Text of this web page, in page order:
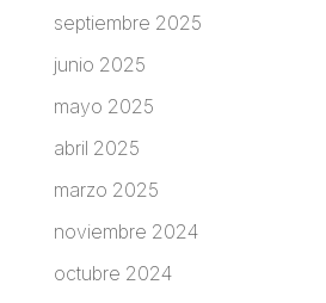
septiembre 2025
junio 2025
mayo 2025
abril 2025
marzo 2025
noviembre 2024
octubre 2024